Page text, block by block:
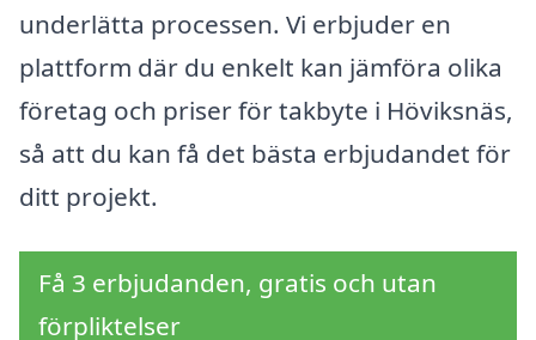
underlätta processen. Vi erbjuder en
plattform där du enkelt kan jämföra olika
företag och priser för takbyte i Höviksnäs,
så att du kan få det bästa erbjudandet för
ditt projekt.
Få 3 erbjudanden, gratis och utan
förpliktelser